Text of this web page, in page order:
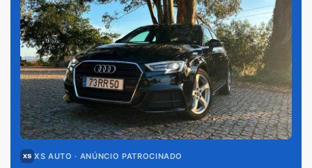
XS AUTO · ANÚNCIO PATROCINADO